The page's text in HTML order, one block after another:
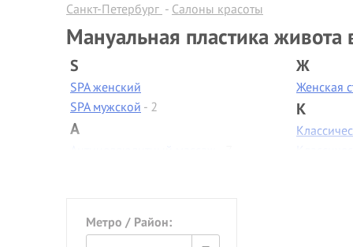
Санкт-Петербург Салоны красоты
Мануальная пластика живота
S
SPA женский
SPA мужской - 2
А
Аппаратная косметология
Ж
Женская
К
Метро / Район: